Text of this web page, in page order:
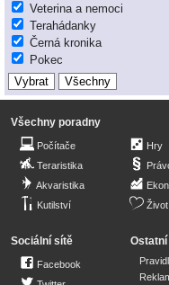
Veterina a nemoci
Terahádanky
Černá kronika
Pokec
Všechny poradny
Počítače
Teraristika
Akvaristika
Kutilství
Hry
Život
Sociální sítě
Facebook